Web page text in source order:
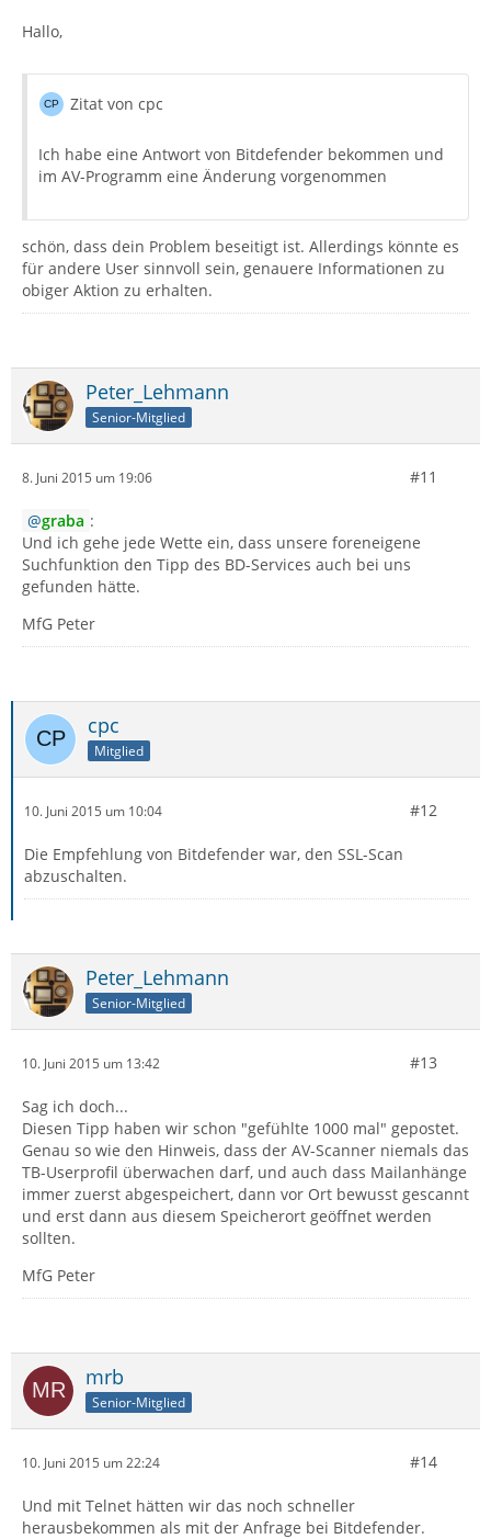
Hallo,
Zitat von cpc
Ich habe eine Antwort von Bitdefender bekommen und
im AV-Programm eine Änderung vorgenommen
schön, dass dein Problem beseitigt ist. Allerdings könnte es
für andere User sinnvoll sein, genauere Informationen zu
obiger Aktion zu erhalten.
Peter_Lehmann
Senior-Mitglied
8. Juni 2015 um 19:06 #11
graba :
Und ich gehe jede Wette ein, dass unsere foreneigene
Suchfunktion den Tipp des BD-Services auch bei uns
gefunden hätte.
MfG Peter
cpc
Mitglied
10. Juni 2015 um 10:04 #12
Die Empfehlung von Bitdefender war, den SSL-Scan
abzuschalten.
Peter_Lehmann
Senior-Mitglied
10. Juni 2015 um 13:42 #13
Sag ich doch...
Diesen Tipp haben wir schon "gefühlte 1000 mal" gepostet.
Genau so wie den Hinweis, dass der AV-Scanner niemals das
TB-Userprofil überwachen darf, und auch dass Mailanhänge
immer zuerst abgespeichert, dann vor Ort bewusst gescannt
und erst dann aus diesem Speicherort geöffnet werden
sollten.
MfG Peter
mrb
Senior-Mitglied
10. Juni 2015 um 22:24 #14
Und mit Telnet hätten wir das noch schneller
herausbekommen als mit der Anfrage bei Bitdefender.